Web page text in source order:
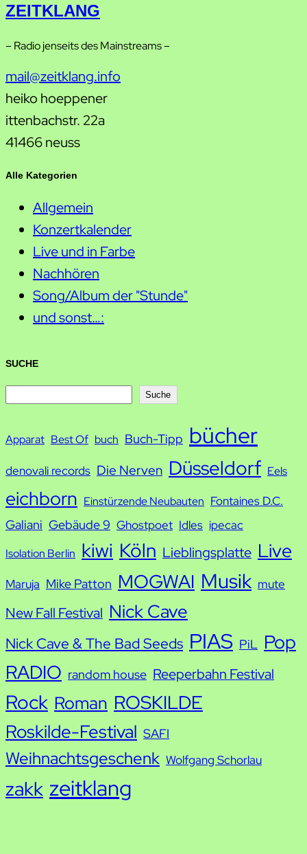
ZEITKLANG
– Radio jenseits des Mainstreams –
mail@zeitklang.info
heiko hoeppener
ittenbachstr. 22a
41466 neuss
Alle Kategorien
Allgemein
Konzertkalender
Live und in Farbe
Nachhören
Song/Album der "Stunde"
und sonst…:
SUCHE
c
Suche
Apparat Best Of buch Buch-Tipp bücher
denovali records Die Nerven Düsseldorf Eels
eichborn Einstürzende Neubauten Fontaines D.C.
Galiani Gebäude 9 Ghostpoet Idles ipecac
Isolation Berlin kiwi Köln Lieblingsplatte Live
Maruja Mike Patton MOGWAI Musik mute
New Fall Festival Nick Cave
Nick Cave & The Bad Seeds PIAS PiL Pop
RADIO random house Reeperbahn Festival
Rock Roman ROSKILDE
Roskilde-Festival SAFI
Weihnachtsgeschenk Wolfgang Schorlau
zakk zeitklang